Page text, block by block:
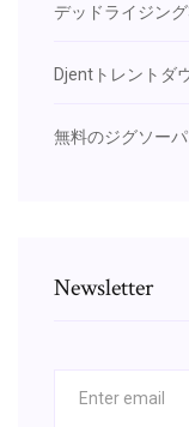
デッドライジン
Djentトレントダ
無料のジグソー
Newsletter